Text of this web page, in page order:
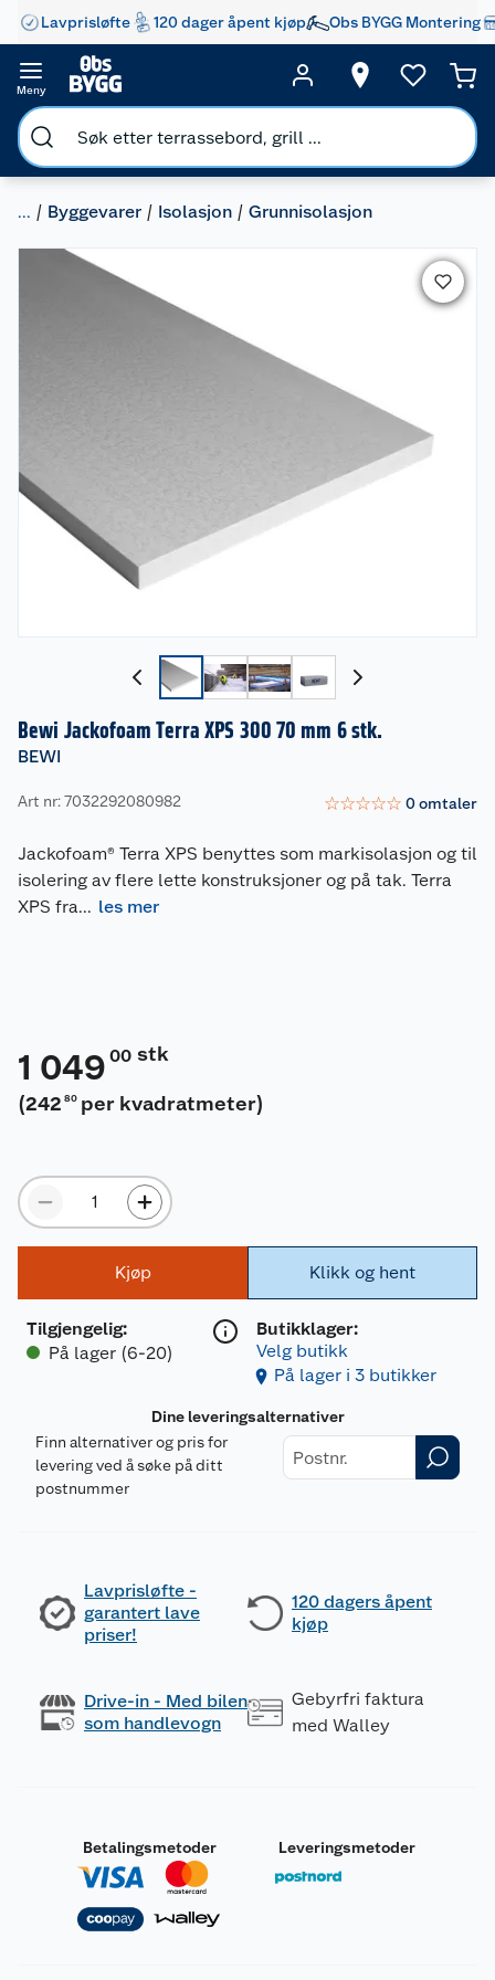
Lavprisløfte 120 dager åpent kjøp Obs BYGG Montering
Meny
... Byggevarer Isolasjon Grunnisolasjon
Bewi Jackofoam Terra XPS 300 70 mm 6 stk.
BEWI
Art nr: 7032292080982 ☆☆☆☆☆ 0omtaler
Jackofoam® Terra XPS benyttes som markisolasjon og til
isolering av flere lette konstruksjoner og på tak. Terra
XPS fra... les mer
1 049 00 stk
(242 80 per kvadratmeter)
Kjøp
Tilgjengelig:
På lager (6-20)
Klikk og hent
Butikklager:
Velg butikk
På lager i 3 butikker
Dine leveringsalternativer
Finn alternativer og pris for
levering ved å søke på ditt
postnummer
Lavprisløfte -
garantert lave
priser!
120 dagers åpent
kjøp
Drive-in - Med bilen
som handlevogn
Gebyrfri faktura
med Walley
Betalingsmetoder Leveringsmetoder